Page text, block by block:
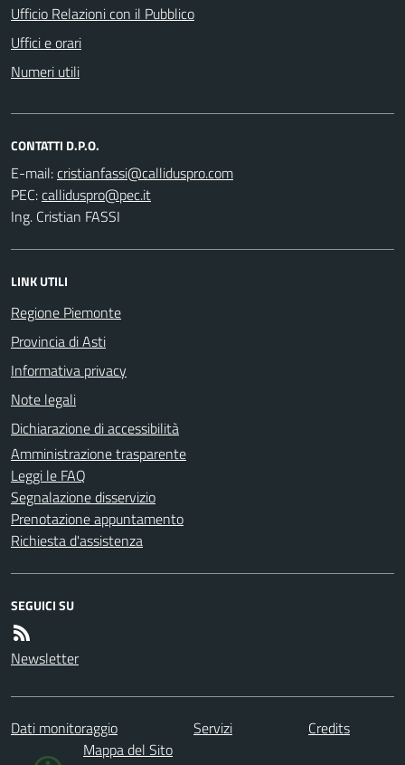
Ufficio Relazioni con il Pubblico
Uffici e orari
Numeri utili
CONTATTI D.P.O.
E-mail:
PEC:
Ing. Cristian FASSI
LINK UTILI
Regione Piemonte
Provincia di Asti
Informativa privacy
Note legali
Dichiarazione di accessibilità
Amministrazione trasparente
Leggi le FAQ
Segnalazione disservizio
Prenotazione appuntamento
Richiesta d'assistenza
SEGUICI SU
Newsletter
Dati monitoraggio Servizi
Credits
Mappa del Sito